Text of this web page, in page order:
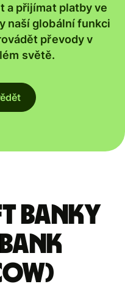
a přijímat platby ve
naší globální funkci
převody v
světě.
banky